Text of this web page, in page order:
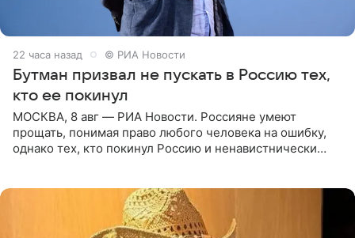
22 часа назад © РИА Новости
Бутман призвал не пускать в Россию тех,
кто ее покинул
МОСКВА, 8 авг — РИА Новости. Россияне умеют
прощать, понимая право любого человека на ошибку,
однако тех, кто покинул Россию и ненавистнически